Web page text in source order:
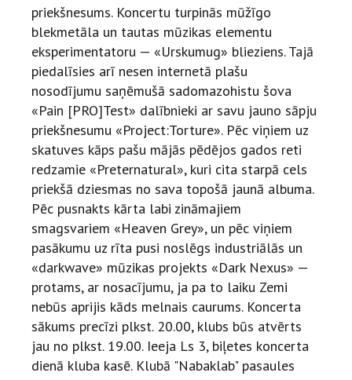
priekšnesums. Koncertu turpinās mūžīgo
blekmetāla un tautas mūzikas elementu
eksperimentatoru — «Urskumug» blieziens. Tajā
piedalīsies arī nesen internetā plašu
nosodījumu saņēmušā sadomazohistu šova
«Pain [PRO]Test» dalībnieki ar savu jauno sāpju
priekšnesumu «Project:Torture». Pēc viņiem uz
skatuves kāps pašu mājās pēdējos gados reti
redzamie «Preternatural», kuri cita starpā cels
priekšā dziesmas no sava topošā jaunā albuma.
Pēc pusnakts kārta labi zināmajiem
smagsvariem «Heaven Grey», un pēc viņiem
pasākumu uz rīta pusi noslēgs industriālās un
«darkwave» mūzikas projekts «Dark Nexus» —
protams, ar nosacījumu, ja pa to laiku Zemi
nebūs aprijis kāds melnais caurums. Koncerta
sākums precīzi plkst. 20.00, klubs būs atvērts
jau no plkst. 19.00. Ieeja Ls 3, biļetes koncerta
dienā kluba kasē. Klubā "Nabaklab" pasaules